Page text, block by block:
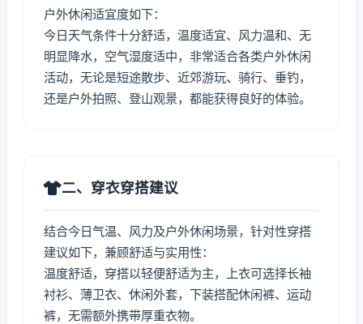
户外休闲适宜度如下：
今日天气条件十分舒适，温度适宜、风力温和、无
明显降水，空气湿度适中，非常适合各类户外休闲
活动，无论是短途散步、近郊游玩、骑行、垂钓，
还是户外拍照、登山观景，都能获得良好的体验。
二、穿衣穿搭建议
结合今日气温、风力及户外休闲场景，针对性穿搭
建议如下，兼顾舒适与实用性：
温度舒适，穿搭以轻便舒适为主，上衣可选择长袖
衬衫、薄卫衣、休闲外套，下装搭配休闲裤、运动
裤，无需额外携带厚重衣物。